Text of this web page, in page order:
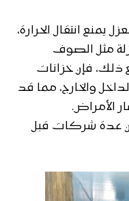
يمنع انتقال الحرارة،
مثل الصوف
ذلك، فإن خزانات
والخارج، مما قد
الأمراض.
عدة شركات قبل